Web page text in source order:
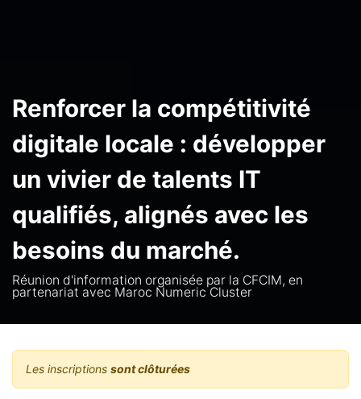
Renforcer la compétitivité
digitale locale : développer
un vivier de talents IT
qualifiés, alignés avec les
besoins du marché.
Réunion d'information organisée par la CFCIM, en
partenariat avec Maroc Numeric Cluster
Les inscriptions sont clôturées